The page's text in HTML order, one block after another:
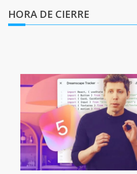
HORA DE CIERRE